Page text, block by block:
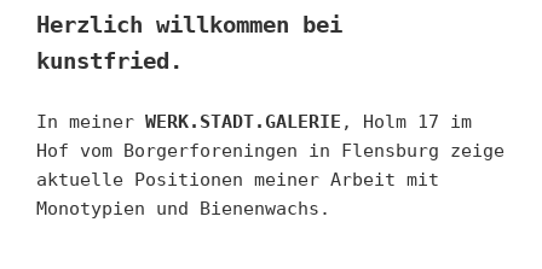
Herzlich willkommen bei
kunstfried.
In meiner WERK.STADT.GALERIE , Holm 17 im
Hof vom Borgerforeningen in Flensburg zeige
aktuelle Positionen meiner Arbeit mit
Monotypien und Bienenwachs.